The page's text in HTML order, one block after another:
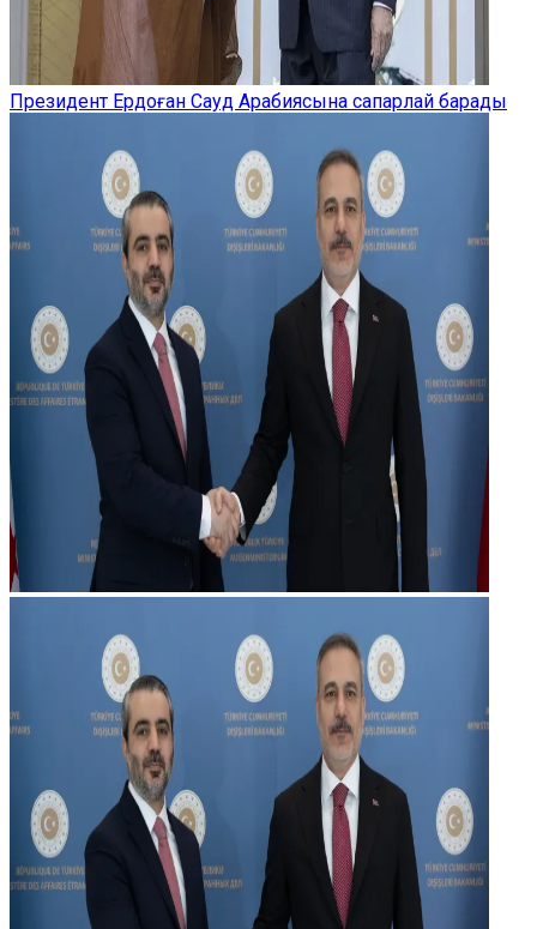
Президент Ердоған Сауд Арабиясына сапарлай барады